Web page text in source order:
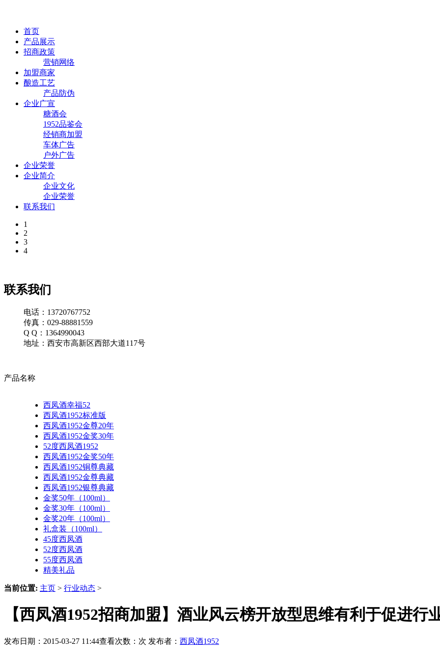
首页
产品展示
招商政策
营销网络
加盟商家
酿造工艺
产品防伪
企业广宣
糖酒会
1952品鉴会
经销商加盟
车体广告
户外广告
企业荣誉
企业简介
企业文化
企业荣誉
联系我们
1
2
3
4
联系我们
电话：13720767752
传真：029-88881559
Q Q：1364990043
地址：西安市高新区西部大道117号
产品名称
西凤酒幸福52
西凤酒1952标准版
西凤酒1952金尊20年
西凤酒1952金奖30年
52度西凤酒1952
西凤酒1952金奖50年
西凤酒1952铜尊典藏
西凤酒1952金尊典藏
西凤酒1952银尊典藏
金奖50年（100ml）
金奖30年（100ml）
金奖20年（100ml）
礼盒装（100ml）
45度西凤酒
52度西凤酒
55度西凤酒
精美礼品
当前位置: 主页 > 行业动态 >
【西凤酒1952招商加盟】酒业风云榜开放型思维有利于促进行
发布日期：2015-03-27 11:44查看次数： 次 发布者： 西凤酒1952